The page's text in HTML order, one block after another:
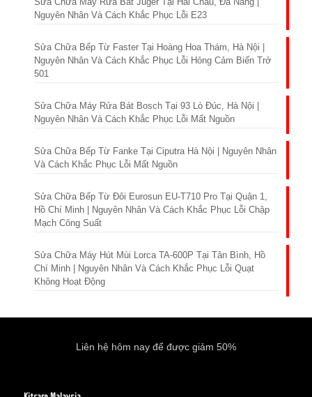
Nguyên Nhân Và Cách Khắc Phục Lỗi E23
Sửa Chữa Bếp Từ Faster Tại Hoàng Hoa Thám, Hà Nội |
Nguyên Nhân Và Cách Khắc Phục Lỗi Hỏng Cảm Biến Trở
501
Sửa Chữa Máy Rửa Bát Bosch Tại 93 Lò Đúc, Hà Nội |
Nguyên Nhân Và Cách Khắc Phục Lỗi Mất Nguồn
Sửa Chữa Bếp Từ Fanke Tại Ciputra Hà Nội | Nguyên Nhân
Và Cách Khắc Phục Lỗi Mất Nguồn
Sửa Chữa Bếp Từ Đôi Eurosun EU-T710 Pro Tại Quận 1,
Hồ Chí Minh | Nguyên Nhân Và Cách Khắc Phục Lỗi Chập
Mạch Công Suất
Sửa Chữa Máy Hút Mùi Lorca TA-600P Tại Tân Bình, Hồ
Chí Minh | Nguyên Nhân Và Cách Khắc Phục Lỗi Quạt
Không Hoạt Động
Liên hệ hôm nay để được giảm 50%